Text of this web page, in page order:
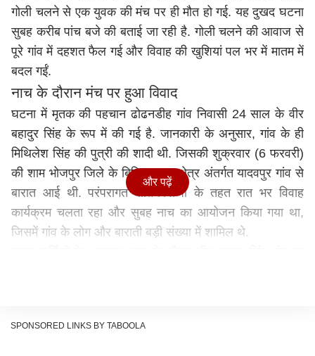
गोली चलने से एक युवक की मंच पर ही मौत हो गई. यह दुखद घटना
सुबह करीब पांच बजे की बताई जा रही है. गोली चलने की आवाज से
पूरे गांव में दहशत फैल गई और विवाह की खुशियां पल भर में मातम में
बदल गईं.
नाच के दौरान मंच पर हुआ विवाद
घटना में मृतक की पहचान ढोढनडीह गांव निवासी 24 साल के वीर
बहादुर सिंह के रूप में की गई है. जानकारी के अनुसार, गांव के ही
मिथिलेश सिंह की पुत्री की शादी थी. जिसकी शुक्रवार (6 फरवरी)
की शाम भोजपुर जिले के बिहिया थाना क्षेत्र अंतर्गत यादवपुर गांव से
बारात आई थी. परंपरागत रीति-रिवाजों के तहत रात भर विवाह
कार्यक्रम चलता रहा और सुबह नाच का आयोजन किया गया था,
जिसमें गांव के लोग और बाराती बड़ी संख्या में शामिल थे.
ही देखते विवाद इतना बढ़ गया कि माहौल तनावपूर्ण हो गया और
और पढ़ें
SPONSORED LINKS BY TABOOLA